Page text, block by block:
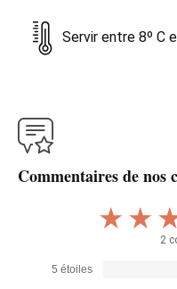
Servir entre 8º C
Commentaires de nos
2
5 étoiles